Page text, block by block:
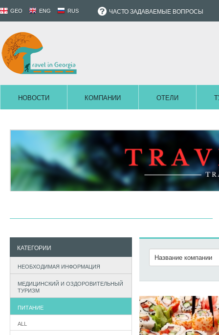
GEO ENG RUS ЧАСТО ЗАДАВАЕМЫЕ ВОПРОСЫ
НОВОСТИ КОМПАНИИ ОТЕЛИ
КАТЕГОРИИ
НЕОБХОДИМАЯ ИНФОРМАЦИЯ
МЕДИЦИНСКИЙ И ОЗДОРОВИТЕЛЬНЫЙ
ТУРИЗМ
ПИТАНИЕ
ALL